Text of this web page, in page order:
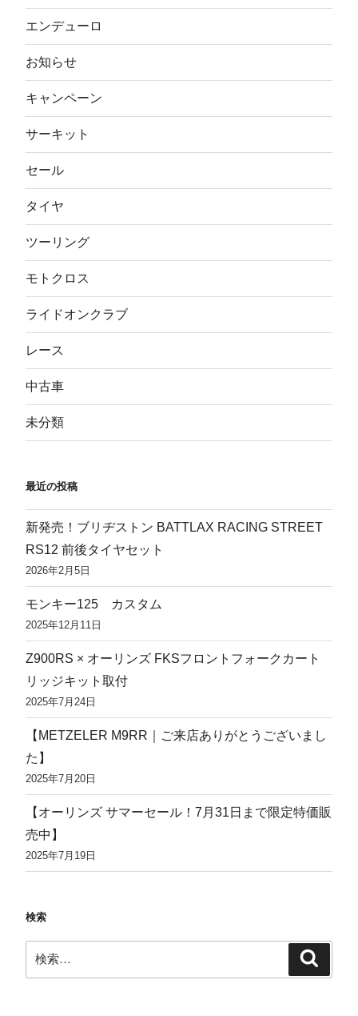
エンデューロ
お知らせ
キャンペーン
サーキット
セール
タイヤ
ツーリング
モトクロス
ライドオンクラブ
レース
中古車
未分類
最近の投稿
新発売！ブリヂストン BATTLAX RACING STREET
RS12 前後タイヤセット
2026年2月5日
モンキー125 カスタム
2025年12月11日
Z900RS × オーリンズ FKSフロントフォークカート
リッジキット取付
2025年7月24日
【METZELER M9RR｜ご来店ありがとうございまし
た】
2025年7月20日
【オーリンズ サマーセール！7月31日まで限定特価販
売中】
2025年7月19日
検索
検